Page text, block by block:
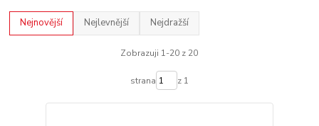
Nejnovější Nejlevnější Nejdražší
Zobrazuji 1-20 z 20
strana z 1